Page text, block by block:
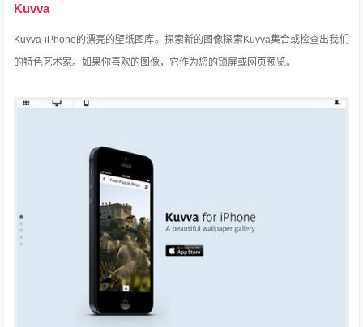
Kuvva
Kuvva iPhone的漂亮的壁纸图库。 探索新的图像探索Kuvva集合或检查出我们
的特色艺术家。如果你喜欢的图像，它作为您的锁屏或网页预览。